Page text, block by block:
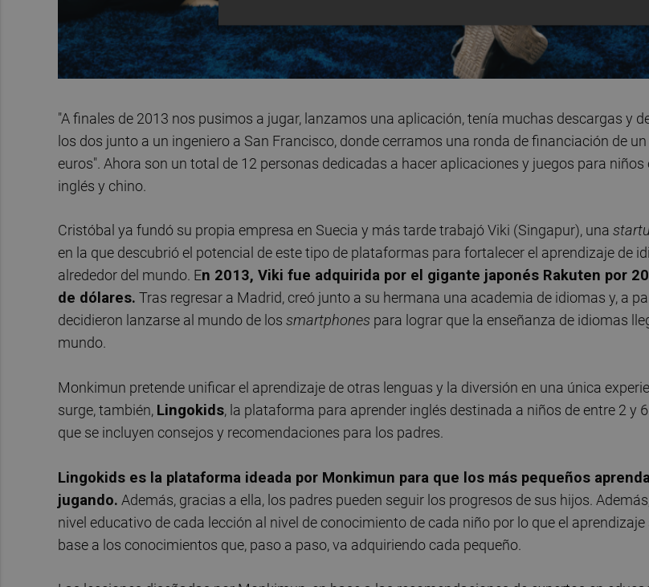
"A finales de 2013 nos pusimos a jugar, lanzamos una aplicación, tenía muchas descargas y
los dos junto a un ingeniero a San Francisco, donde cerramos una ronda de financiación de
euros". Ahora son un total de 12 personas dedicadas a hacer aplicaciones y juegos para niños
inglés y chino.
Cristóbal ya fundó su propia empresa en Suecia y más tarde trabajó Viki (Singapur), una
en la que descubrió el potencial de este tipo de plataformas para fortalecer el aprendizaje de
alrededor del mundo. En 2013, Viki fue adquirida por el gigante japonés Rakuten por
de dólares. Tras regresar a Madrid, creó junto a su hermana una academia de idiomas y, a
decidieron lanzarse al mundo de los smartphones para lograr que la enseñanza de idiomas
mundo.
Monkimun pretende unificar el aprendizaje de otras lenguas y la diversión en una única
surge, también, Lingokids, la plataforma para aprender inglés destinada a niños de entre 2 y
que se incluyen consejos y recomendaciones para los padres.
Lingokids es la plataforma ideada por Monkimun para que los más pequeños
jugando. Además, gracias a ella, los padres pueden seguir los progresos de sus hijos.
nivel educativo de cada lección al nivel de conocimiento de cada niño por lo que el aprendizaje
base a los conocimientos que, paso a paso, va adquiriendo cada pequeño.